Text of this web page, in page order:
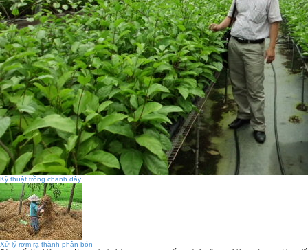
Kỹ thuật trồng chanh dây
Xử lý rơm rạ thành phân bón